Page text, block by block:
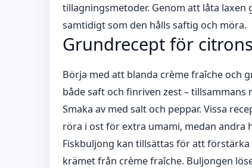
tillagningsmetoder. Genom att låta
samtidigt som den hålls saftig och möra.
Grundrecept för
Börja med att blanda crème fraîche och
både saft och finriven zest –
Smaka av med salt och peppar. Vissa
röra i ost för extra umami, medan andra
Fiskbuljong kan tillsättas för att
krämet från crème fraîche. Buljongen